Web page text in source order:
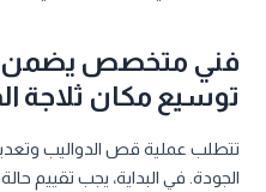
فني متخصص يضمن
توسيع مكان ثلاجة
تتطلب عملية قص الدواليب
الجودة. في البداية، يجب تقييم